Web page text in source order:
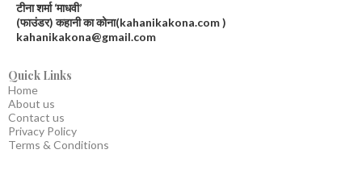
टीना शर्मा ‘माधवी’
(फाउंडर) कहानी का कोना(kahanikakona.com )
kahanikakona@gmail.com
Quick Links
Home
About us
Contact us
Privacy Policy
Terms & Conditions